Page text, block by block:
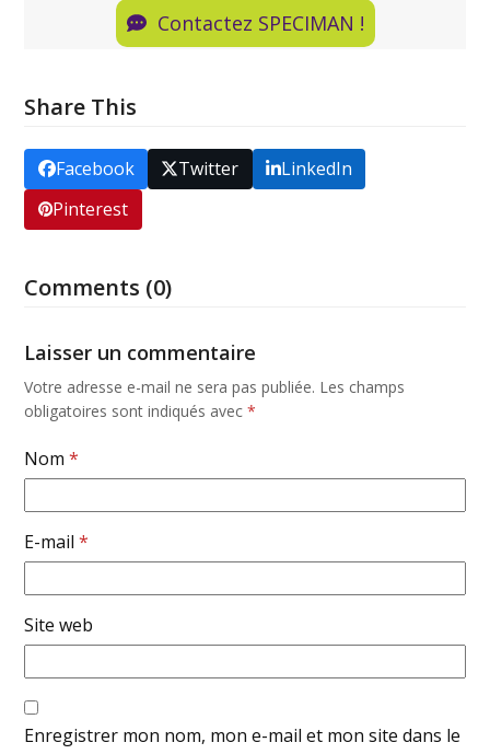
Contactez SPECIMAN !
Share This
Facebook Twitter
LinkedIn
Pinterest
Comments (0)
Laisser un commentaire
Votre adresse e-mail ne sera pas publiée. Les champs
obligatoires sont indiqués avec*
Nom*
E-mail*
Site web
Enregistrer mon nom, mon e-mail et mon site dans le